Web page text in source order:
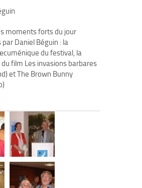
moments forts du jour
Daniel Béguin : la
du festival, la
film Les invasions barbares
et The Brown Bunny